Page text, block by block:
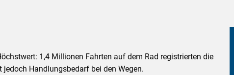
1,4 Millionen Fahrten auf dem Rad registrierten die
Handlungsbedarf bei den Wegen.